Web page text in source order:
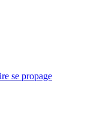
se propage